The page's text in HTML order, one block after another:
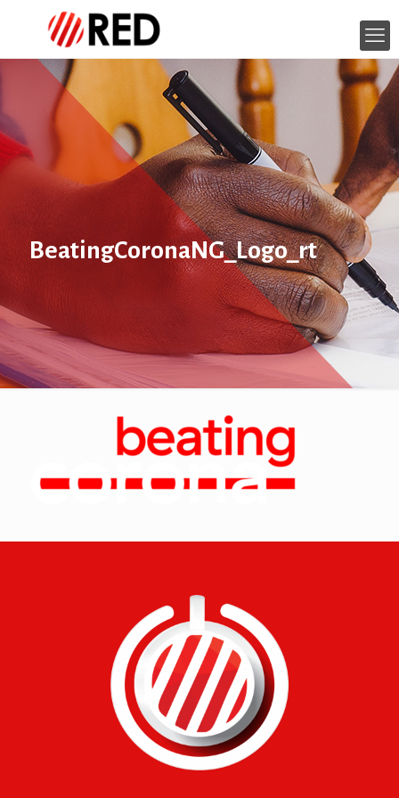
BeatingCoronaNG_Logo_rt